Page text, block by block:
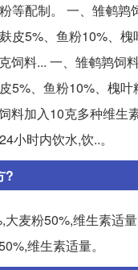
等配制。 一、雏鹌鹑
皮5%、鱼粉10%、槐
饲料... 一、雏鹌鹑饲
5%、鱼粉10%、槐叶
料加入10克多种维生
小时内饮水,饮..。
?
麦粉50%,维生素适
维生素适量。